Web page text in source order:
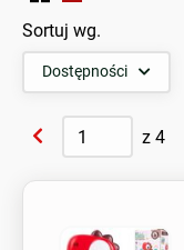
z 4
Sortuj wg.
Dostępności